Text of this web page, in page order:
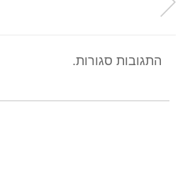
התגובות סגורות.